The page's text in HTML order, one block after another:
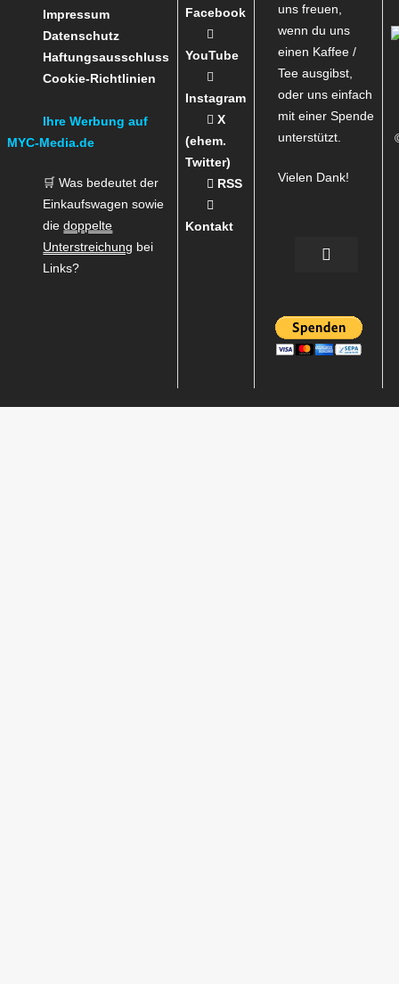
Impressum
Datenschutz
Haftungsausschluss
Cookie-Richtlinien
Ihre Werbung auf
MYC-Media.de
🛒 Was bedeutet der
Einkaufswagen sowie
diedoppelte
Unterstreichung bei
Links?
Facebook
YouTube
Instagram
X
(ehem.
Twitter)
RSS
Kontakt
uns freuen,
wenn du uns
einen Kaffee /
Tee ausgibst,
oder uns einfach
mit einer Spende
unterstützt.
Vielen Dank!